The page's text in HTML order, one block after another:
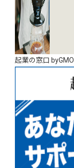
起業の窓口 byGMO